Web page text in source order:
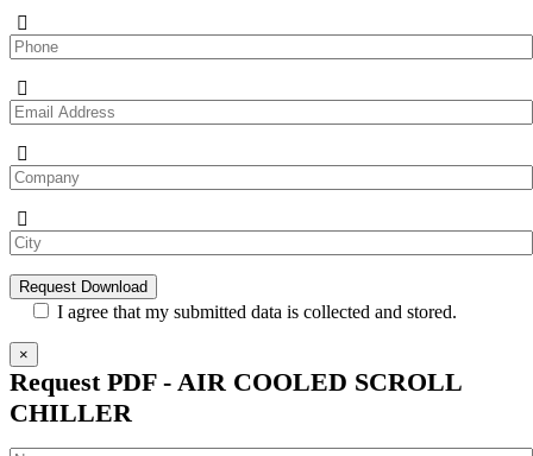
I agree that my submitted data is collected and stored.
×
Request PDF - AIR COOLED SCROLL
CHILLER